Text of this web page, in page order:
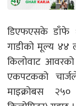
डिएफएसके डाँफे
गाडीको मूल्य
किलोवाट आवरको
एकपटकको
माइक्रोबस